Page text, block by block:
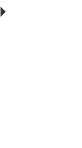
Octombrie